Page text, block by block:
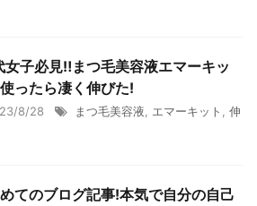
子必見‼︎まつ毛美容液エマーキッ
使ったら凄く伸びた!
8/28 まつ毛美容液 エマーキット
伸
てのブログ記事!本気で自分の自己